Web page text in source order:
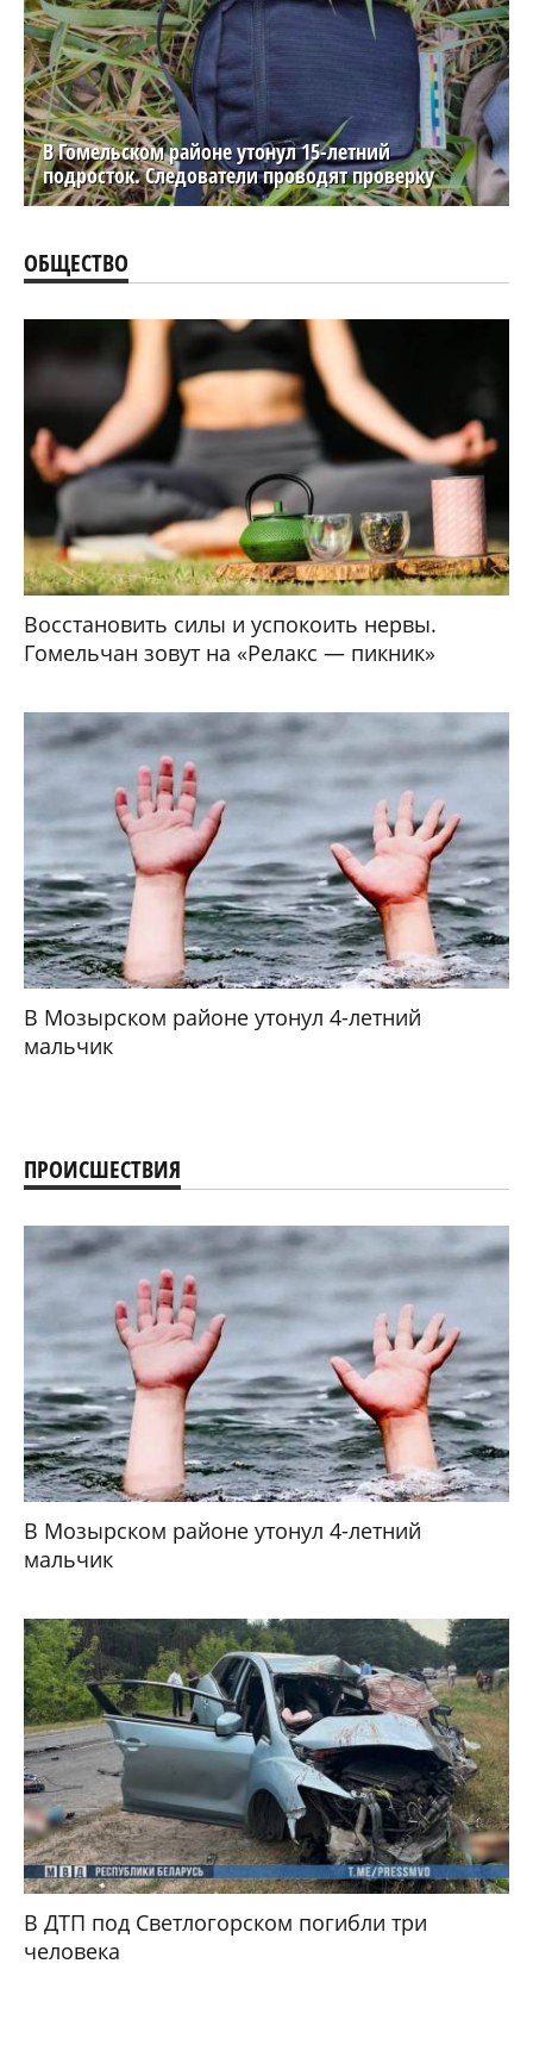
В Гомельском районе утонул 15-летний
подросток. Следователи проводят проверку
ОБЩЕСТВО
Восстановить силы и успокоить нервы.
Гомельчан зовут на «Релакс — пикник»
В Мозырском районе утонул 4-летний
мальчик
ПРОИСШЕСТВИЯ
В Мозырском районе утонул 4-летний
мальчик
В ДТП под Светлогорском погибли три
человека